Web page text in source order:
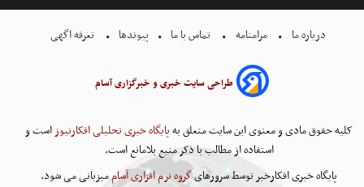
درباره ما مرامنامه تماس با ما پیوندها تعرفه اگهی
طراحی سایت خبری و خبرگزاری آسام
کلیه حقوق مادی و معنوی این سایت متعلق بهپایگاه خبری تحلیلی افکارنیوزاست و
استفاده از مطالب با ذکر منبع بلامانع است.
پایگاه خبری افکارخبر توسط سرورهایگروه نرم افزاری آساممیزبانی می شود.